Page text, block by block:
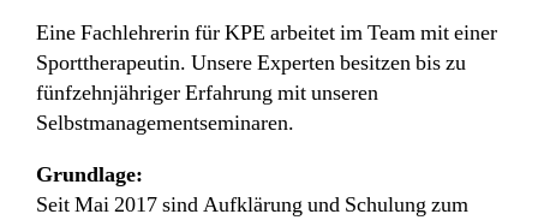
Eine Fachlehrerin für KPE arbeitet im Team mit einer
Sporttherapeutin. Unsere Experten besitzen bis zu
fünfzehnjähriger Erfahrung mit unseren
Selbstmanagementseminaren.
Grundlage:
Seit Mai 2017 sind Aufklärung und Schulung zum